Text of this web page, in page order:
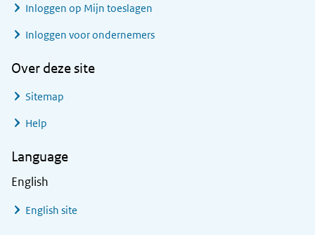
Inloggen op Mijn toeslagen
Inloggen voor ondernemers
Over deze site
Sitemap
Help
Language
English
English site